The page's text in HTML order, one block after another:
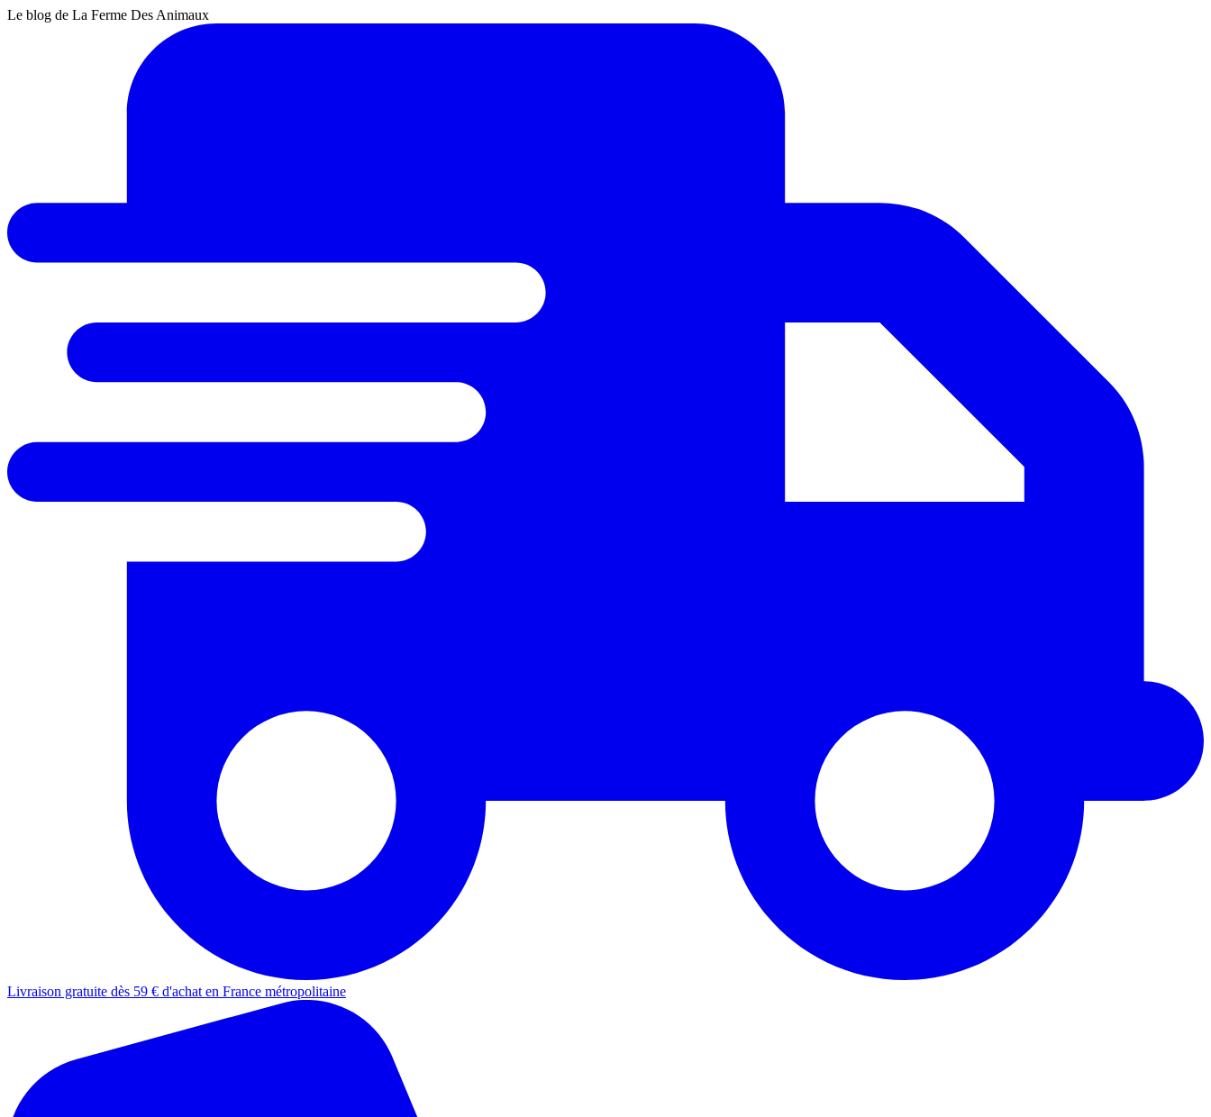
Le blog de La Ferme Des Animaux
Livraison gratuite dès 59 € d'achat en France métropolitaine